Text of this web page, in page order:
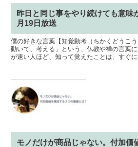
昨日と同じ事をやり続けても意味
月19日放送
僕の好きな言葉【知覚動考（ちかくどうこう
動いて、考える」という、仏教や禅の言葉
が速い人ほど、知って覚えたことは、すぐに
モノだけが商品じゃない。付加価